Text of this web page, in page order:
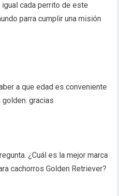
cada perrito de este
parra cumplir una misión
a que edad es conveniente
gracias
¿Cuál es la mejor marca
cachorros Golden Retriever?